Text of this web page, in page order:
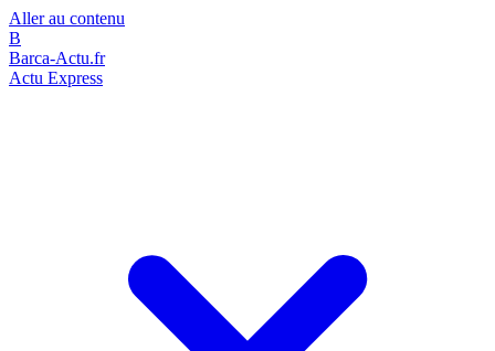
Aller au contenu
B
Barca-Actu.fr
Actu Express